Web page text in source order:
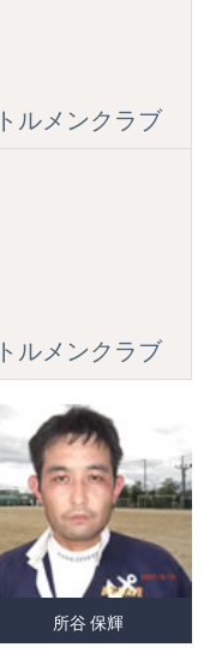
ルメンクラブ
ルメンクラブ
所谷 保輝